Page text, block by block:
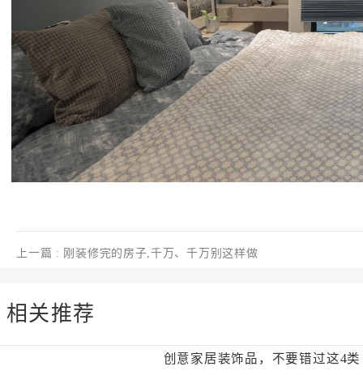
上一篇 : 刚装修完的房子,千万、千万别这样做
相关推荐
创意家居装饰品，不要错过这4类